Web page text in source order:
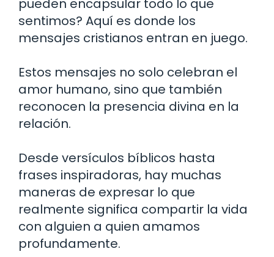
pueden encapsular todo lo que
sentimos? Aquí es donde los
mensajes cristianos entran en juego.
Estos mensajes no solo celebran el
amor humano, sino que también
reconocen la presencia divina en la
relación.
Desde versículos bíblicos hasta
frases inspiradoras, hay muchas
maneras de expresar lo que
realmente significa compartir la vida
con alguien a quien amamos
profundamente.